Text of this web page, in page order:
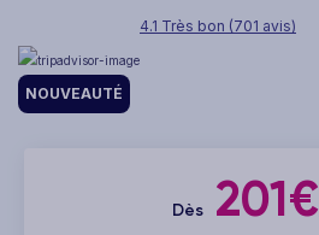
4.1 Très bon (701 avis)
NOUVEAUTÉ
Dès 201€